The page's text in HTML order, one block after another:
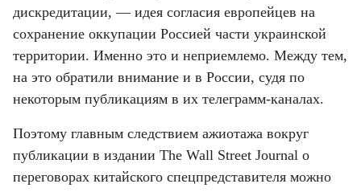
дискредитации, — идея согласия европейцев на
сохранение оккупации Россией части украинской
территории. Именно это и неприемлемо. Между тем,
на это обратили внимание и в России, судя по
некоторым публикациям в их телеграмм-каналах.
Поэтому главным следствием ажиотажа вокруг
публикации в издании The Wall Street Journal о
переговорах китайского спецпредставителя можно